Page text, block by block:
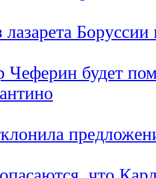
Чеферин будет